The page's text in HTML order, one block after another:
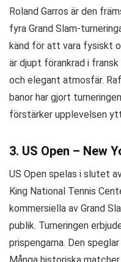
Roland Garros är den
fyra Grand Slam-
känd för att vara fysiskt
är djupt förankrad i
och elegant atmosfär.
banor har gjort
förstärker upplevelsen
3. US Open – New
US Open spelas i slutet
King National Tennis
kommersiella av Grand
publik. Turneringen
prispengarna. Den